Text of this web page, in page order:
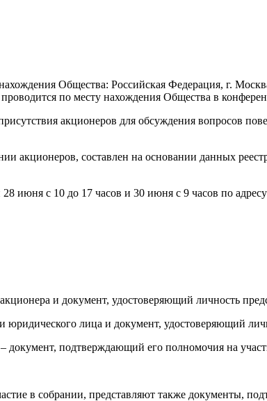
Общества: Российская Федерация, г.
по месту нахождения Общества в
акционеров для обсуждения вопросов
акционеров, составлен на основании данных
июня с 10 до 17 часов и 30 июня с 9 часов по
и документ, удостоверяющий личность
лица и документ, удостоверяющий
документ, подтверждающий его полномочия на
в собрании, представляют также документы,